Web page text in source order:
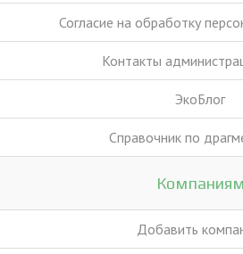
Согласие на обработку
Контакты
ЭкоБлог
Справочник по
Компаниям
Добавить